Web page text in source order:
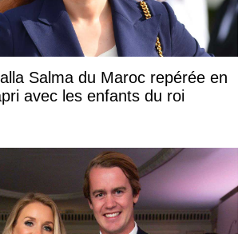
Salma du Maroc repérée en
avec les enfants du roi